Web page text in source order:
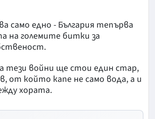
само едно - България тепърва
на големите битки за
тези войни ще стои един стар,
от който капе не само вода, а и
хората.